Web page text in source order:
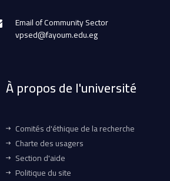
Email of Community Sector
vpsed@fayoum.edu.eg
À propos de l'université
Comités d'éthique de la recherche
Charte des usagers
Section d'aide
Politique du site